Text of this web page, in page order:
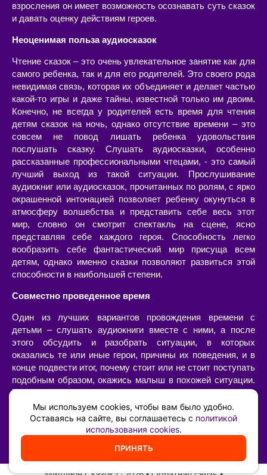
взросления он имеет возможность осознавать суть сказок
и давать оценку действиям героев.
Неоценимая польза аудиосказок
Чтение сказок – это очень увлекательное занятие как для
самого ребенка, так и для его родителей. Это своего рода
невидимая связь, которая их объединяет и делает частью
какой-то игры и даже тайны, известной только им двоим.
Конечно, не всегда у родителей есть время для чтения
детям сказок на ночь, однако отсутствие времени – это
совсем не повод лишать ребенка удовольствия
послушать сказку. Слушать аудиосказки, особенно
рассказанные профессиональными чтецами, - это самый
лучший выход из такой ситуации. Прослушивание
аудиокниг или аудиосказок, прочитанных по ролям, с ярко
окрашенной интонацией позволяет ребенку окунуться в
атмосферу волшебства и представить себе весь этот
мир, словно он смотрит спектакль на сцене, ясно
представляя себе каждого героя. Способность легко
вообразить себе фантастический мир присуща всем
детям, однако именно сказки позволяют развиться этой
способности в наибольшей степени.
Совместно проведенное время
Один из лучших вариантов провождения времени с
детьми – слушать аудиокниги вместе с ними, а после
этого обсудить и разобрать ситуации, в которых
оказались те или иные герои, причины их поведения, и в
конце подвести итог, почему стоит или не стоит поступать
подобным образом, окажись малыш в похожей ситуации.
Такой «разбор» очень интересен сам по себе, позволяет
наладить диалог с ребенком, а также он имеет огромную
воспитательную ценность – возможность ненавязчиво,
иногда в игровой форме, указать на самые главные
жизненные принципы и ценности.
Мы используем cookies, чтобы вам было удобно.
Оставаясь на сайте, вы соглашаетесь с политикой
использования cookies.
ПРИНЯТЬ